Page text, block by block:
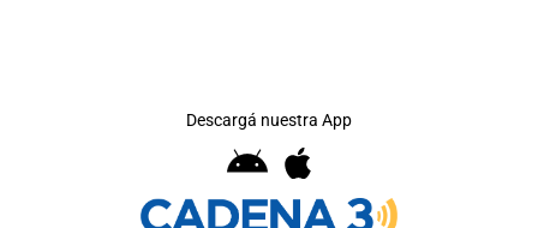
Descargá nuestra App